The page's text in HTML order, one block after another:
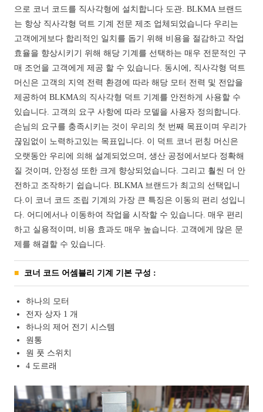
으로 코너 코드를 직사각형에 설치합니다 도관. BLKMA 브랜드
는 항상 직사각형 덕트 기계 전문 제조 업체되었습니다 우리는
고객에게보다 합리적인 일치를 돕기 위해 비용을 절감하고 작업
효율을 향상시키기 위해 해당 기계를 선택하는 매우 전문적인 구
매 조언을 고객에게 제공 할 수 있습니다. 동시에, 직사각형 덕트
머신은 고객의 지역 전력 환경에 따라 해당 모터 전력 및 전압을
제공하여 BLKMA의 직사각형 덕트 기계를 안전하게 사용할 수
있습니다. 고객의 요구 사항에 따라 모델을 사용자 정의합니다.
손님의 요구를 충족시키는 것이 우리의 첫 번째 목표이며 우리가
끊임없이 노력하고있는 목표입니다. 이 덕트 코너 펀칭 머신은
오랫동안 우리에 의해 설계되었으며, 생산 공정에서보다 정확해
질 것이며, 안정성 또한 크게 향상되었습니다. 그리고 훨씬 더 안
전하고 조작하기 쉽습니다. BLKMA 브랜드가 최고의 선택입니
다.이 코너 코드 조립 기계의 가장 큰 특징은 이동의 편리 성입니
다. 어디에서나 이동하여 작업을 시작할 수 있습니다. 매우 편리
하고 실용적이며, 비용 효과도 매우 높습니다. 고객에게 많은 문
제를 해결할 수 있습니다.
코너 코드 어셈블리 기계 기본 구성 :
하나의 모터
전자 상자 1 개
하나의 제어 전기 시스템
원통
원 풋 스위치
4 도르래